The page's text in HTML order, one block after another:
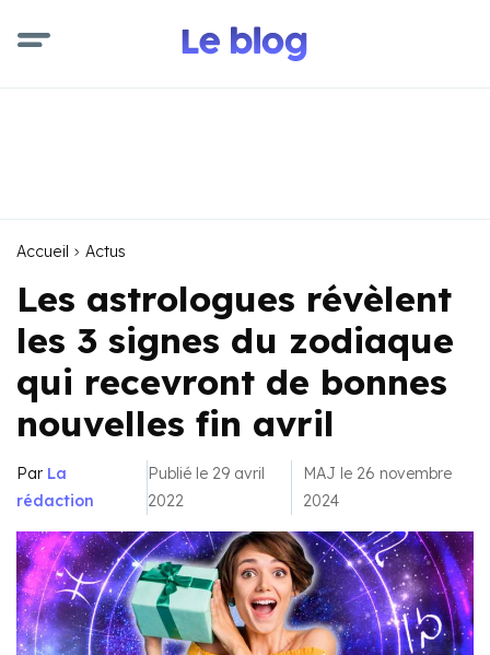
Accueil Actus
Les astrologues révèlent
les 3 signes du zodiaque
qui recevront de bonnes
nouvelles fin avril
Par La
rédaction
Publié le 29 avril
2022
MAJ le 26 novembre
2024